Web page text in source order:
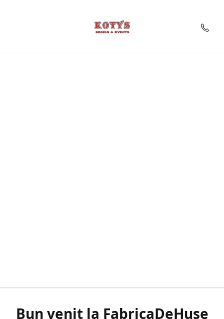
Bun venit la FabricaDeHuse